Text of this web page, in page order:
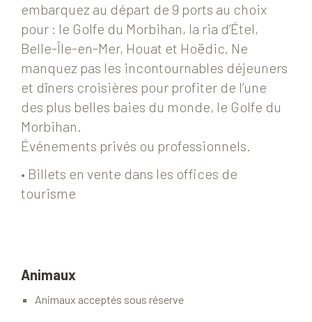
embarquez au départ de 9 ports au choix
pour : le Golfe du Morbihan, la ria d’Étel,
Belle-Île-en-Mer, Houat et Hoëdic. Ne
manquez pas les incontournables déjeuners
et dîners croisières pour profiter de l’une
des plus belles baies du monde, le Golfe du
Morbihan.
Événements privés ou professionnels.
• Billets en vente dans les offices de
tourisme
Animaux
Animaux acceptés sous réserve